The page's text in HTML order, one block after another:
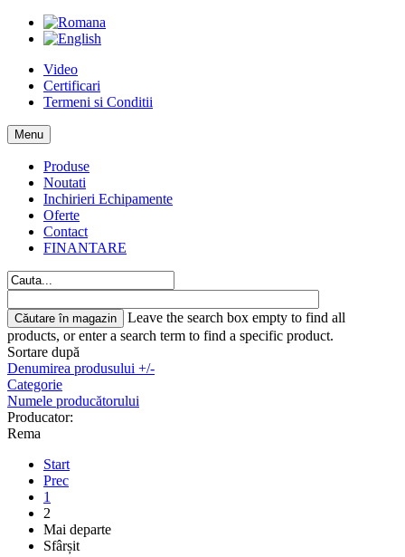
Video
Certificari
Termeni si Conditii
Menu
Produse
Noutati
Inchirieri Echipamente
Oferte
Contact
FINANTARE
Leave the search box empty to find all
products, or enter a search term to find a specific product.
Sortare după
Denumirea produsului +/-
Categorie
Numele producătorului
Producator:
Rema
Start
Prec
1
2
Mai departe
Sfârșit